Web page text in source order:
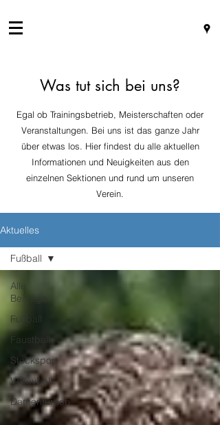
Was tut sich bei uns?
Egal ob Trainingsbetrieb, Meisterschaften oder
Veranstaltungen. Bei uns ist das ganze Jahr
über etwas los. Hier findest du alle aktuellen
Informationen und Neuigkeiten aus den
einzelnen Sektionen und rund um unseren
Verein.
Aktuelles
Alle
Beiträge
Fußball
Faustball
Stocksport
Volleyball
Damenturnen
Fußball